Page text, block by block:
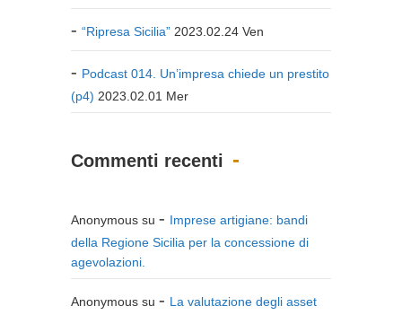
“Ripresa Sicilia” 2023.02.24 Ven
Podcast 014. Un’impresa chiede un prestito
(p4) 2023.02.01 Mer
Commenti recenti
Anonymous su
Imprese artigiane: bandi
della Regione Sicilia per la concessione di
agevolazioni.
Anonymous su
La valutazione degli asset